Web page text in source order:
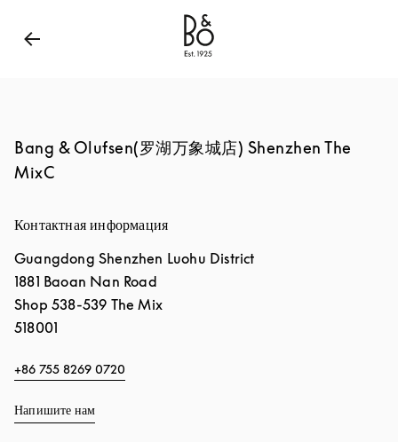
Bang & Olufsen - Exist to Create
Bang & Olufsen(罗湖万象城店) Shenzhen The
MixC
Контактная информация
Guangdong Shenzhen Luohu District
1881 Baoan Nan Road
Shop 538-539 The Mix
518001
+86 755 8269 0720
Напишите нам